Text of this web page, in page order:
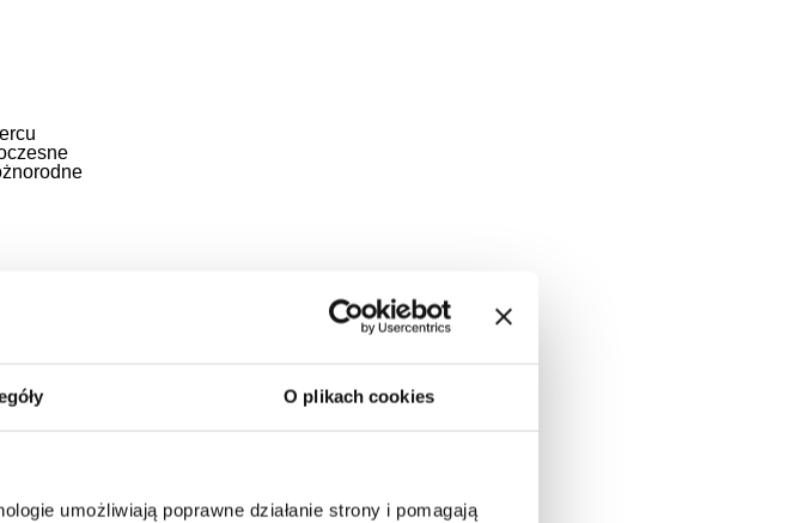
O plikach cookies
umożliwiają poprawne działanie strony i pomagają
stajnia,